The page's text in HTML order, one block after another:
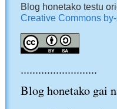
Blog honetako testu
Creative Commons
..........................
Blog honetako gai